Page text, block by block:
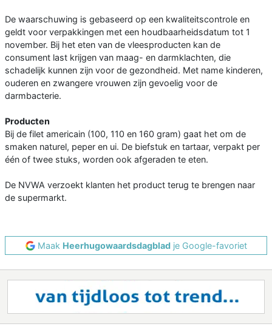
De waarschuwing is gebaseerd op een kwaliteitscontrole en
geldt voor verpakkingen met een houdbaarheidsdatum tot 1
november. Bij het eten van de vleesproducten kan de
consument last krijgen van maag- en darmklachten, die
schadelijk kunnen zijn voor de gezondheid. Met name kinderen,
ouderen en zwangere vrouwen zijn gevoelig voor de
darmbacterie.
Producten
Bij de filet americain (100, 110 en 160 gram) gaat het om de
smaken naturel, peper en ui. De biefstuk en tartaar, verpakt per
één of twee stuks, worden ook afgeraden te eten.
De NVWA verzoekt klanten het product terug te brengen naar
de supermarkt.
Maak Heerhugowaardsdagbladje Google-favoriet